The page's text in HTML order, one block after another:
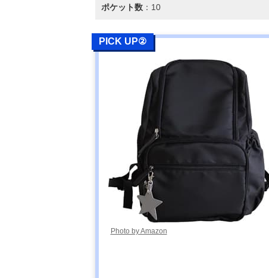
ポケット数：10
PICK UP②
Photo by Amazon